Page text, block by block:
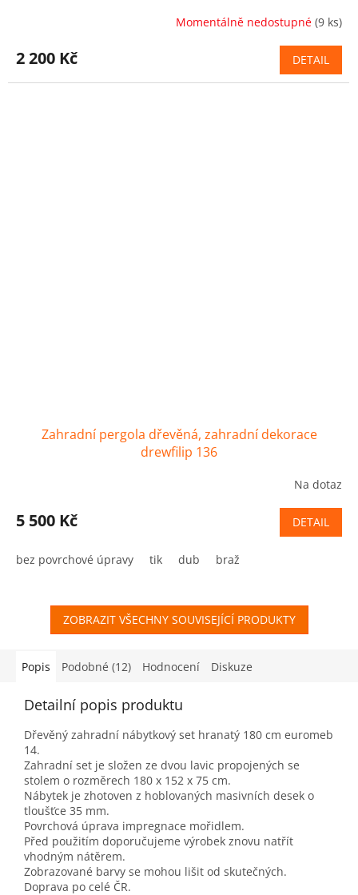
Momentálně nedostupné (9 ks)
2 200 Kč DETAIL
Zahradní pergola dřevěná, zahradní dekorace
drewfilip 136
Na dotaz
5 500 Kč DETAIL
bez povrchové úpravy tik dub braž
ZOBRAZIT VŠECHNY SOUVISEJÍCÍ PRODUKTY
Popis Podobné (12) Hodnocení Diskuze
Detailní popis produktu
Dřevěný zahradní nábytkový set hranatý 180 cm euromeb
14.
Zahradní set je složen ze dvou lavic propojených se
stolem o rozměrech 180 x 152 x 75 cm.
Nábytek je zhotoven z hoblovaných masivních desek o
tloušťce 35 mm.
Povrchová úprava impregnace mořidlem.
Před použitím doporučujeme výrobek znovu natřít
vhodným nátěrem.
Zobrazované barvy se mohou lišit od skutečných.
Doprava po celé ČR.